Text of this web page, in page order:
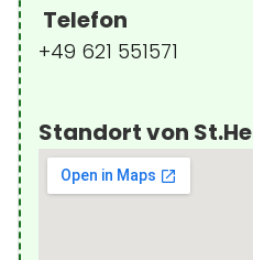
Telefon
+49 621 551571
Standort von